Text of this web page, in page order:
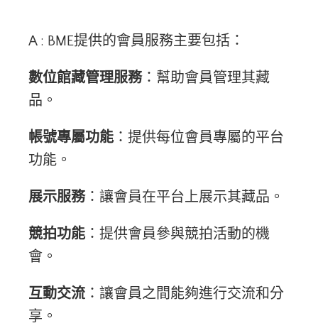
A : BME提供的會員服務主要包括：
數位館藏管理服務：幫助會員管理其藏
品。
帳號專屬功能：提供每位會員專屬的平台
功能。
展示服務：讓會員在平台上展示其藏品。
競拍功能：提供會員參與競拍活動的機
會。
互動交流 ：讓會員之間能夠進行交流和分
享。